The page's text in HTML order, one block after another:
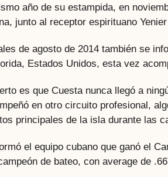
año de su estampida, en
junto al receptor espirituano
de agosto de 2014 también se
Estados Unidos, esta vez
es que Cuesta nunca llegó a
en otro circuito profesional,
principales de la isla durante las
el equipo cubano que ganó el
de bateo, con average de